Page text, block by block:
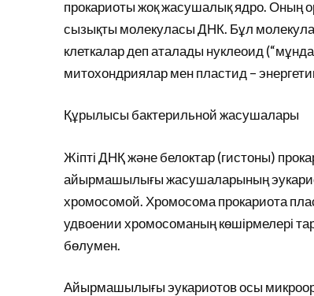
прокариоты жоқ жасушалық ядро. Оның
сызықты молекуласы ДНК. Бұл
клеткалар деп аталады нуклеоид
митохондриялар мен пластид –
Құрылысы бактерильной жасушалары
Жіпті ДНҚ және белоктар (гистоны)
айырмашылығы жасушаларының
хромосомой. Хромосома прокариота
удвоении хромосоманың көшірмелері
бөлумен.
Айырмашылығы эукариотов осы